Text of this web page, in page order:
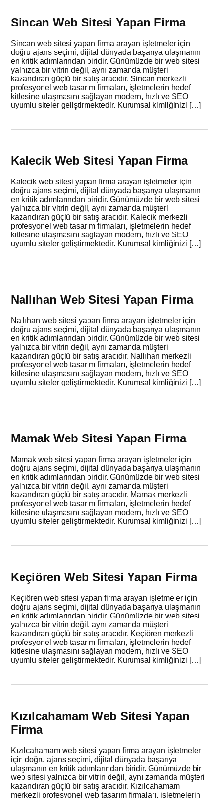
Sincan Web Sitesi Yapan Firma
Sincan web sitesi yapan firma arayan işletmeler için
doğru ajans seçimi, dijital dünyada başarıya ulaşmanın
en kritik adımlarından biridir. Günümüzde bir web sitesi
yalnızca bir vitrin değil, aynı zamanda müşteri
kazandıran güçlü bir satış aracıdır. Sincan merkezli
profesyonel web tasarım firmaları, işletmelerin hedef
kitlesine ulaşmasını sağlayan modern, hızlı ve SEO
uyumlu siteler geliştirmektedir. Kurumsal kimliğinizi […]
Kalecik Web Sitesi Yapan Firma
Kalecik web sitesi yapan firma arayan işletmeler için
doğru ajans seçimi, dijital dünyada başarıya ulaşmanın
en kritik adımlarından biridir. Günümüzde bir web sitesi
yalnızca bir vitrin değil, aynı zamanda müşteri
kazandıran güçlü bir satış aracıdır. Kalecik merkezli
profesyonel web tasarım firmaları, işletmelerin hedef
kitlesine ulaşmasını sağlayan modern, hızlı ve SEO
uyumlu siteler geliştirmektedir. Kurumsal kimliğinizi […]
Nallıhan Web Sitesi Yapan Firma
Nallıhan web sitesi yapan firma arayan işletmeler için
doğru ajans seçimi, dijital dünyada başarıya ulaşmanın
en kritik adımlarından biridir. Günümüzde bir web sitesi
yalnızca bir vitrin değil, aynı zamanda müşteri
kazandıran güçlü bir satış aracıdır. Nallıhan merkezli
profesyonel web tasarım firmaları, işletmelerin hedef
kitlesine ulaşmasını sağlayan modern, hızlı ve SEO
uyumlu siteler geliştirmektedir. Kurumsal kimliğinizi […]
Mamak Web Sitesi Yapan Firma
Mamak web sitesi yapan firma arayan işletmeler için
doğru ajans seçimi, dijital dünyada başarıya ulaşmanın
en kritik adımlarından biridir. Günümüzde bir web sitesi
yalnızca bir vitrin değil, aynı zamanda müşteri
kazandıran güçlü bir satış aracıdır. Mamak merkezli
profesyonel web tasarım firmaları, işletmelerin hedef
kitlesine ulaşmasını sağlayan modern, hızlı ve SEO
uyumlu siteler geliştirmektedir. Kurumsal kimliğinizi […]
Keçiören Web Sitesi Yapan Firma
Keçiören web sitesi yapan firma arayan işletmeler için
doğru ajans seçimi, dijital dünyada başarıya ulaşmanın
en kritik adımlarından biridir. Günümüzde bir web sitesi
yalnızca bir vitrin değil, aynı zamanda müşteri
kazandıran güçlü bir satış aracıdır. Keçiören merkezli
profesyonel web tasarım firmaları, işletmelerin hedef
kitlesine ulaşmasını sağlayan modern, hızlı ve SEO
uyumlu siteler geliştirmektedir. Kurumsal kimliğinizi […]
Kızılcahamam Web Sitesi Yapan
Firma
Kızılcahamam web sitesi yapan firma arayan işletmeler
için doğru ajans seçimi, dijital dünyada başarıya
ulaşmanın en kritik adımlarından biridir. Günümüzde bir
web sitesi yalnızca bir vitrin değil, aynı zamanda müşteri
kazandıran güçlü bir satış aracıdır. Kızılcahamam
merkezli profesyonel web tasarım firmaları, işletmelerin